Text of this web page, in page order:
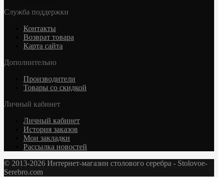
Служба поддержки
Контакты
Возврат товара
Карта сайта
Дополнительно
Производители
Товары со скидкой
Личный кабинет
Личный кабинет
История заказов
Мои закладки
Рассылка новостей
© 2013-2026 Интернет-магазин столового серебра - Stolovoe-
Serebro.com